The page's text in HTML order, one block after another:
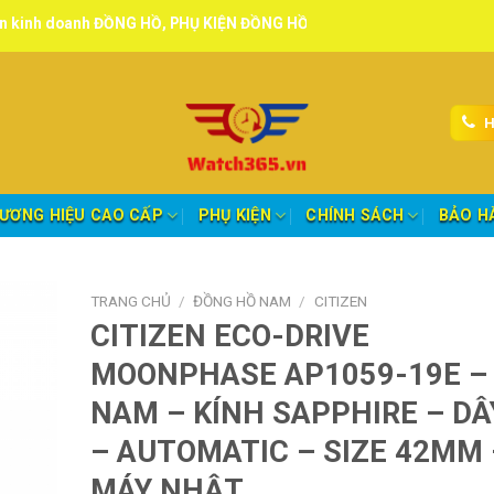
ĐỒNG HỒ, PHỤ KIỆN ĐỒNG HỒ chính hãng, tuyển đại lý, CTV giao
HIỆU CAO CẤP PHỤ KIỆN CHÍNH SÁCH BẢO
TRANG CHỦ / ĐỒNG HỒ NAM / CITIZEN
CITIZEN ECO-DRIVE
MOONPHASE AP1059-19E –
NAM – KÍNH SAPPHIRE –
– AUTOMATIC – SIZE 42MM